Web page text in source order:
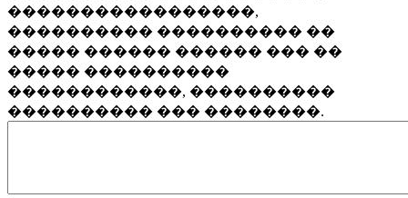
�����������������,
���������� ���������� ��
����� ������ ������ ��� ��
����� ����������
������������, ����������
���������� ��� ��������.